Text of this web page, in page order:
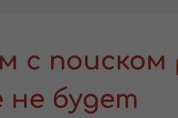
с
не будет